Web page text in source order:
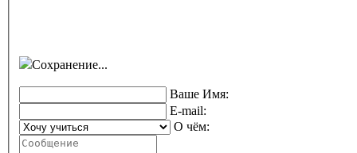
Сохранение...
Ваше Имя:
E-mail:
О чём: